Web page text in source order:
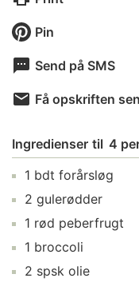
Pin
Send på SMS
Få opskriften
Ingredienser til 4
1 bdt forårsløg
2 gulerødder
1 rød peberfrugt
1 broccoli
2 spsk olie